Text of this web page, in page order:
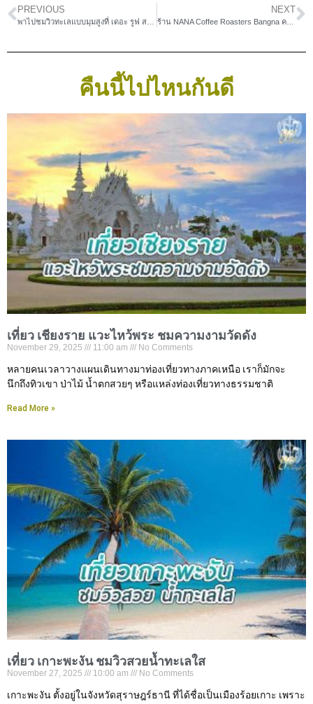
PREVIOUS NEXT
ร้าน NANA Coffee Roasters Bangna คาเฟ่สำหรับคนรักกาแฟและชา
คืนนี้ไปไหนกันดี
เที่ยว เชียงราย แวะไหว้พระ ชมความงามวัดดัง
November 29, 2025 11:00 am No Comments
หลายคนเวลาวางแผนเดินทางมาท่องเที่ยวทางภาคเหนือ เราก็มักจะ
นึกถึงทิวเขา ป่าไม้ น้ำตกสวยๆ หรือแหล่งท่องเที่ยวทางธรรมชาติ
Read More »
เที่ยว เกาะพะงัน ชมวิวสวยน้ำทะเลใส
November 27, 2025 10:00 am No Comments
เกาะพะงัน ตั้งอยู่ในจังหวัดสุราษฎร์ธานี ที่ได้ชื่อเป็นเมืองร้อยเกาะ เพราะ